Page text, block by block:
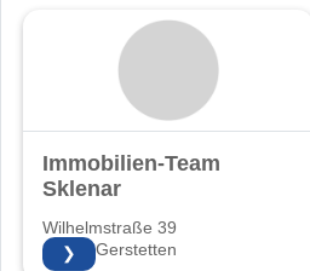
Immobilien-Team
Sklenar
Wilhelmstraße 39
89547 Gerstetten
❯